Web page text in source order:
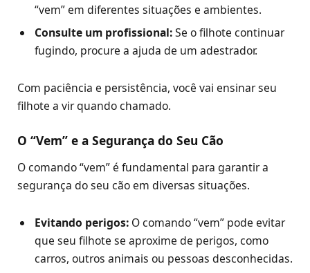
“vem” em diferentes situações e ambientes.
Consulte um profissional:Se o filhote continuar
fugindo, procure a ajuda de um adestrador.
Com paciência e persistência, você vai ensinar seu
filhote a vir quando chamado.
O “Vem” e a Segurança do Seu Cão
O comando “vem” é fundamental para garantir a
segurança do seu cão em diversas situações.
Evitando perigos: O comando “vem” pode evitar
que seu filhote se aproxime de perigos, como
carros, outros animais ou pessoas desconhecidas.